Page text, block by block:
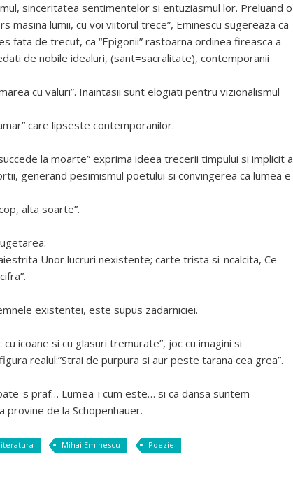
sinceritatea sentimentelor si entuziasmul lor. Preluand o
masina lumii, cu voi viitorul trece”, Eminescu sugereaza ca
fata de trecut, ca “Epigonii” rastoarna ordinea fireasca a
de nobile idealuri, (sant=sacralitate), contemporanii
cu valuri”. Inaintasii sunt elogiati pentru vizionalismul
care lipseste contemporanilor.
la moarte” exprima ideea trecerii timpului si implicit a
generand pesimismul poetului si convingerea ca lumea e
alta soarte”.
Unor lucruri nexistente; carte trista si-ncalcita, Ce
existentei, este supus zadarniciei.
icoane si cu glasuri tremurate”, joc cu imagini si
realul:”Strai de purpura si aur peste tarana cea grea”.
s praf… Lumea-i cum este… si ca dansa suntem
provine de la Schopenhauer.
literatura Mihai Eminescu Poezie